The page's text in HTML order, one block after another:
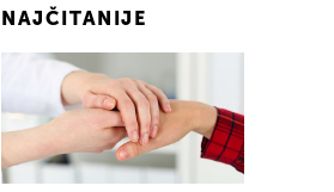
NAJČITANIJE